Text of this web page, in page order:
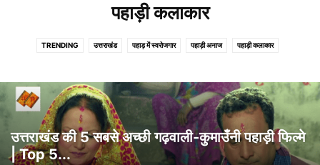
पहाड़ी कलाकार
TRENDING उत्तराखंड पहाड़ में स्वरोजगार पहाड़ी अनाज पहाड़ी कलाकार
उत्तराखंड की 5 सबसे अच्छी गढ़वाली-कुमाउँनी पहाड़ी फिल्मे
| Top 5...